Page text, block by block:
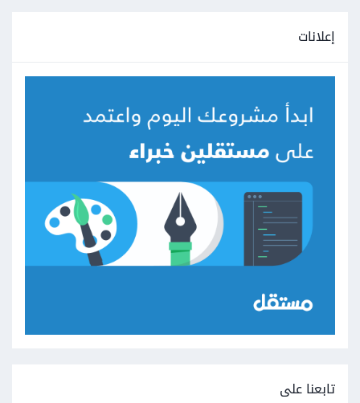
إعلانات
تابعنا على